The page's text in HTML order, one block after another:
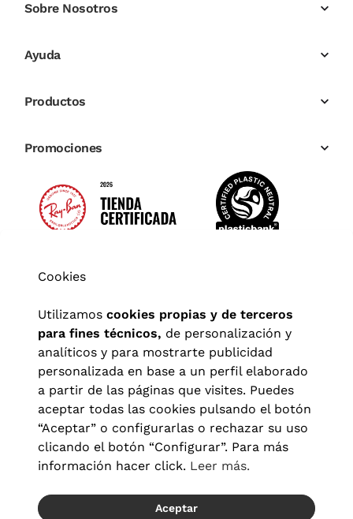
Sobre Nosotros
Ayuda
Productos
Promociones
Aviso legal| Política de privacidad Términos y condiciones
Política de cookies|Configuración de cookies
© 2026 Visionlab España
Cookies
Utilizamos cookies propias y de terceros
para fines técnicos, de personalización y
analíticos y para mostrarte publicidad
personalizada en base a un perfil elaborado
a partir de las páginas que visites. Puedes
aceptar todas las cookies pulsando el botón
“Aceptar” o configurarlas o rechazar su uso
clicando el botón “Configurar”. Para más
información hacer click. Leer más.
Aceptar